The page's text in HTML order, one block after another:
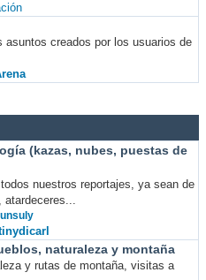
asuntos creados por los usuarios de
(kazas, nubes, puestas de
nuestros reportajes, ya sean de
naturaleza y montaña
y rutas de montaña, visitas a